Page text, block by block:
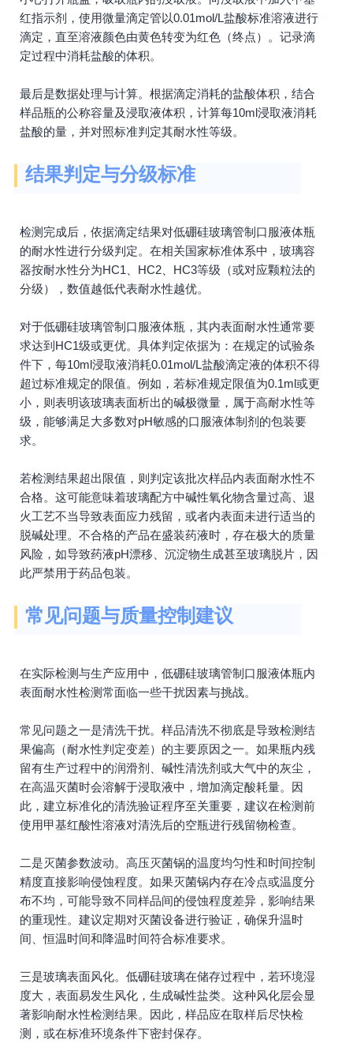
红指示剂，使用微量滴定管以0.01mol/L盐酸标准溶液进行
滴定，直至溶液颜色由黄色转变为红色（终点）。记录滴
定过程中消耗盐酸的体积。
最后是数据处理与计算。根据滴定消耗的盐酸体积，结合
样品瓶的公称容量及浸取液体积，计算每10ml浸取液消耗
盐酸的量，并对照标准判定其耐水性等级。
结果判定与分级标准
检测完成后，依据滴定结果对低硼硅玻璃管制口服液体瓶
的耐水性进行分级判定。在相关国家标准体系中，玻璃容
器按耐水性分为HC1、HC2、HC3等级（或对应颗粒法的
分级），数值越低代表耐水性越优。
对于低硼硅玻璃管制口服液体瓶，其内表面耐水性通常要
求达到HC1级或更优。具体判定依据为：在规定的试验条
件下，每10ml浸取液消耗0.01mol/L盐酸滴定液的体积不得
超过标准规定的限值。例如，若标准规定限值为0.1ml或更
小，则表明该玻璃表面析出的碱极微量，属于高耐水性等
级，能够满足大多数对pH敏感的口服液体制剂的包装要
求。
若检测结果超出限值，则判定该批次样品内表面耐水性不
合格。这可能意味着玻璃配方中碱性氧化物含量过高、退
火工艺不当导致表面应力残留，或者内表面未进行适当的
脱碱处理。不合格的产品在盛装药液时，存在极大的质量
风险，如导致药液pH漂移、沉淀物生成甚至玻璃脱片，因
此严禁用于药品包装。
常见问题与质量控制建议
在实际检测与生产应用中，低硼硅玻璃管制口服液体瓶内
表面耐水性检测常面临一些干扰因素与挑战。
常见问题之一是清洗干扰。样品清洗不彻底是导致检测结
果偏高（耐水性判定变差）的主要原因之一。如果瓶内残
留有生产过程中的润滑剂、碱性清洗剂或大气中的灰尘，
在高温灭菌时会溶解于浸取液中，增加滴定酸耗量。因
此，建立标准化的清洗验证程序至关重要，建议在检测前
使用甲基红酸性溶液对清洗后的空瓶进行残留物检查。
二是灭菌参数波动。高压灭菌锅的温度均匀性和时间控制
精度直接影响侵蚀程度。如果灭菌锅内存在冷点或温度分
布不均，可能导致不同样品间的侵蚀程度差异，影响结果
的重现性。建议定期对灭菌设备进行验证，确保升温时
间、恒温时间和降温时间符合标准要求。
三是玻璃表面风化。低硼硅玻璃在储存过程中，若环境湿
度大，表面易发生风化，生成碱性盐类。这种风化层会显
著影响耐水性检测结果。因此，样品应在取样后尽快检
测，或在标准环境条件下密封保存。